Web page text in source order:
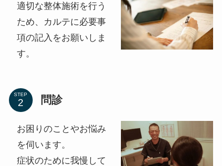
適切な整体施術を行う
ため、カルテに必要事
項の記入をお願いしま
す。
STEP 問診
お困りのことやお悩み
を伺います。
症状のために我慢して